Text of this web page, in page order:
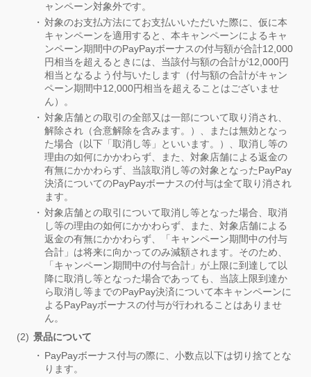
ャンペーン対象外です。
対象のお支払方法にてお支払いいただいた際に、仮に本
キャンペーンを適用すると、本キャンペーンによるキャ
ンペーン期間中のPayPayボーナスの付与額が合計12,000
円相当を超えるときには、当該付与額の合計が12,000円
相当となるよう付与いたします（付与額の合計がキャン
ペーン期間中12,000円相当を超えることはございませ
ん）。
対象店舗との取引の全部又は一部について取り消され、
解除され（合意解除を含みます。）、または無効となっ
た場合（以下「取消し等」といいます。）、取消し等の
理由の如何にかかわらず、また、対象店舗による返金の
有無にかかわらず、当該取消し等の対象となったPayPay
決済についてのPayPayボーナスの付与は全て取り消され
ます。
対象店舗との取引について取消し等となった場合、取消
し等の理由の如何にかかわらず、また、対象店舗による
返金の有無にかかわらず、「キャンペーン期間中の付与
合計」は将来に向かってのみ減額されます。そのため、
「キャンペーン期間中の付与合計」が上限に到達して以
降に取消し等となった場合であっても、当該上限到達か
ら取消し等までのPayPay決済について本キャンペーンに
よるPayPayボーナスの付与が行われることはありませ
ん。
景品について
PayPayボーナス付与の際に、小数点以下は切り捨てとな
ります。